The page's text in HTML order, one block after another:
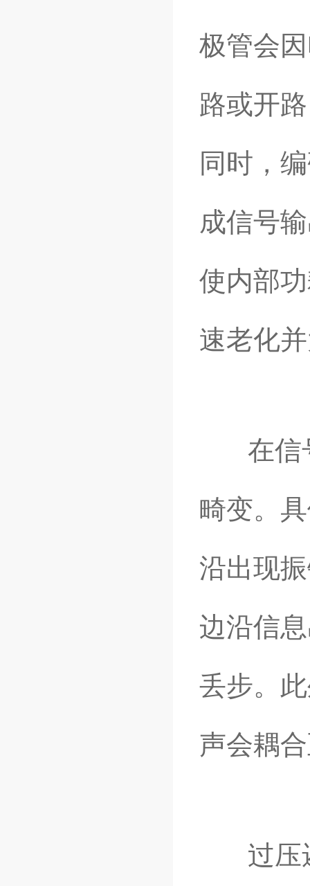
极管会
路或开
同时，
成信号
使内部
速老化
在信号
畸变。
沿出现
边沿信
丢步。
声会耦
过压还